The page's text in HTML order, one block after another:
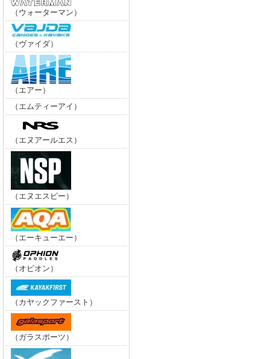
（ウォーターマン）
（ヴァイダ）
（エアー）
（エムティーアイ）
（エヌアールエス）
（エヌエスピー）
（エーキューエー）
（オピオン）
（カヤックファースト）
（ガラスポーツ）